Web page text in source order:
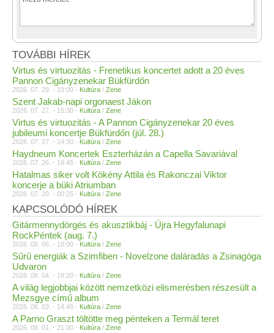
TOVÁBBI HÍREK
Virtus és virtuozitás - Frenetikus koncertet adott a 20 éves
Pannon Cigányzenekar Bükfürdőn
2026. 07. 29. - 19:00 - Kultúra / Zene
Szent Jakab-napi orgonaest Jákon
2026. 07. 27. - 15:30 - Kultúra / Zene
Virtus és virtuozitás - A Pannon Cigányzenekar 20 éves
jubileumi koncertje Bükfürdőn (júl. 28.)
2026. 07. 27. - 14:30 - Kultúra / Zene
Haydneum Koncertek Eszterházán a Capella Savariával
2026. 07. 26. - 16:45 - Kultúra / Zene
Hatalmas siker volt Kökény Attila és Rakonczai Viktor
koncerje a büki Atriumban
2026. 07. 20. - 00:25 - Kultúra / Zene
KAPCSOLÓDÓ HÍREK
Gitármennydörgés és akusztikbáj - Újra Hegyfalunapi
RockPéntek (aug. 7.)
2026. 08. 06. - 18:00 - Kultúra / Zene
Sűrű energiák a Szimfiben - Novelzone daláradás a Zsinagóga
Udvaron
2026. 08. 04. - 18:20 - Kultúra / Zene
A világ legjobbjai között nemzetközi elismerésben részesült a
Mezsgye című album
2026. 08. 03. - 14:45 - Kultúra / Zene
A Parno Graszt töltötte meg pénteken a Termál teret
2026. 08. 01. - 21:00 - Kultúra / Zene